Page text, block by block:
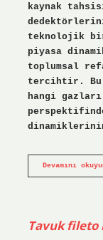
kaynak
teknolojik bir
piyasa
toplumsal
tercihtir. Bu
hangi
Devamını
Tavuk fileto